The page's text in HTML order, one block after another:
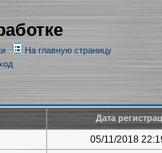
На главную страницу
Дата
05/11/2018